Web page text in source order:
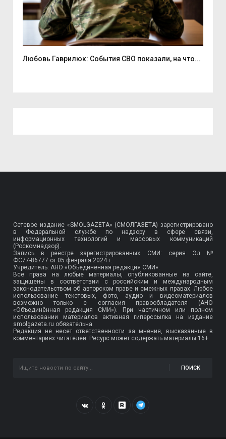
Любовь Гаврилюк: События СВО показали, на что...
Сетевое издание «SMOLGAZETA» (СМОЛГАЗЕТА) зарегистрировано
в Федеральной службе по надзору в сфере связи,
информационных технологий и массовых коммуникаций
(Роскомнадзор).
Запись в реестре зарегистрированных СМИ: серия Эл №
ФС77-86777 от 05 февраля 2024 г.
Учредитель: АНО «Объединенная редакция СМИ».
Все права на любые материалы, опубликованные на сайте,
защищены в соответствии с российским и международным
законодательством об авторском праве и смежных правах. Любое
использование текстовых, фото, аудио и видеоматериалов
возможно только с согласия правообладателя (АНО
«Объединённая редакция СМИ»). При частичном или полном
использовании материалов активная гиперссылка на издание
smolgazeta.ru обязательна.
Редакция не несет ответственности за мнения, высказанные в
комментариях читателей. Ресурс может содержать материалы 16+.
ПОИСК